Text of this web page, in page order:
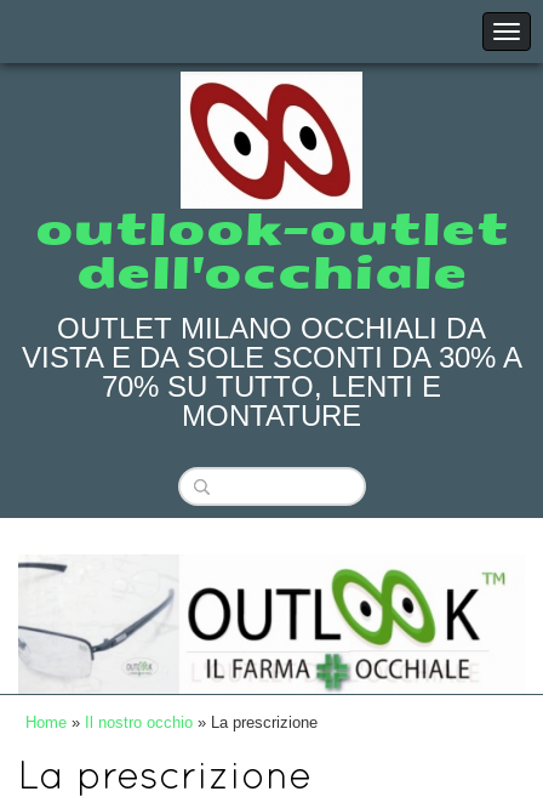
outlook-outlet
dell'occhiale
OUTLET MILANO OCCHIALI DA
VISTA E DA SOLE SCONTI DA 30% A
70% SU TUTTO, LENTI E
MONTATURE
Home » Il nostro occhio » La prescrizione
La prescrizione